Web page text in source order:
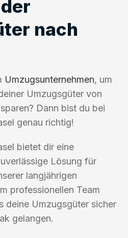
nach
Umzugsunternehmen, um
Umzugsgüter von
Dann bist du bei
genau richtig!
bietet dir eine
Lösung für
langjährigen
professionellen Team
deine Umzugsgüter sicher
gelangen.